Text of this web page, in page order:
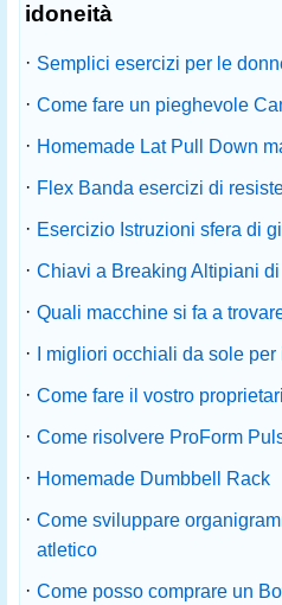
idoneità
· Semplici esercizi per le
· Come fare un pieghevole
· Homemade Lat Pull Down
· Flex Banda esercizi di
· Esercizio Istruzioni sfera di
· Chiavi a Breaking Altipiani
· Quali macchine si fa a
·
I migliori occhiali da sole
· Come fare il vostro
· Come risolvere ProForm
· Homemade Dumbbell Rack
· Come sviluppare
atletico
· Come posso comprare un